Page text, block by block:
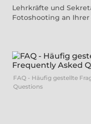
Lehrkräfte und
Fotoshooting an
FAQ - Häufig gestellte
Questions